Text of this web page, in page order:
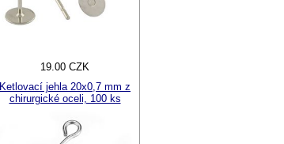
19.00 CZK
Ketlovací jehla 20x0,7 mm z
chirurgické oceli, 100 ks